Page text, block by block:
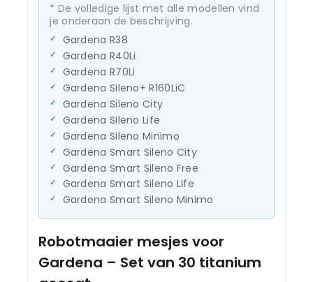
* De volledige lijst met alle modellen vind
je onderaan de beschrijving.
Gardena R38
Gardena R40Li
Gardena R70Li
Gardena Sileno+ R160LiC
Gardena Sileno City
Gardena Sileno Life
Gardena Sileno Minimo
Gardena Smart Sileno City
Gardena Smart Sileno Free
Gardena Smart Sileno Life
Gardena Smart Sileno Minimo
Robotmaaier mesjes voor
Gardena – Set van 30 titanium